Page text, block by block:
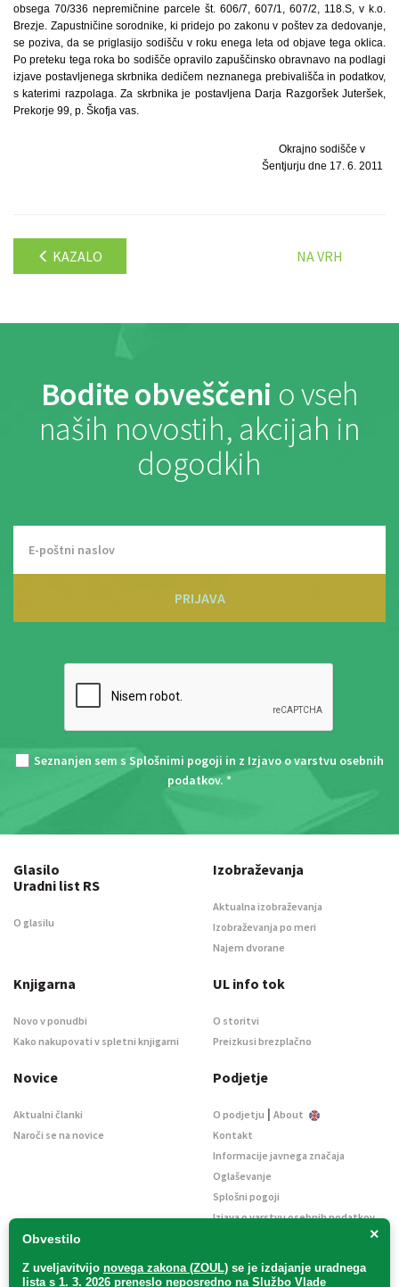
obsega 70/336 nepremičnine parcele št. 606/7, 607/1, 607/2, 118.S, v k.o.
Brezje. Zapustničine sorodnike, ki pridejo po zakonu v poštev za dedovanje,
se poziva, da se priglasijo sodišču v roku enega leta od objave tega oklica.
Po preteku tega roka bo sodišče opravilo zapuščinsko obravnavo na podlagi
izjave postavljenega skrbnika dedičem neznanega prebivališča in podatkov,
s katerimi razpolaga. Za skrbnika je postavljena Darja Razgoršek Juteršek,
Prekorje 99, p. Škofja vas.
Okrajno sodišče v
Šentjurju dne 17. 6. 2011
KAZALO NA VRH
Bodite obveščeni o vseh
naših novostih, akcijah in
dogodkih
PRIJAVA
Seznanjen sem s Splošnimi pogoji in z Izjavo o varstvu osebnih
podatkov. *
×
Obvestilo
Z uveljavitvijo novega zakona (ZOUL) se je izdajanje uradnega
lista s 1. 3. 2026 preneslo neposredno na Službo Vlade
Glasilo
Uradni list RS
O glasilu
Izobraževanja
Aktualna izobraževanja
Izobraževanja po meri
Najem dvorane
Knjigarna
Novo v ponudbi
Kako nakupovati v spletni knjigarni
UL info tok
O storitvi
Preizkusi brezplačno
Novice
Aktualni članki
Naroči se na novice
Podjetje
O podjetju | About
Kontakt
Informacije javnega značaja
Oglaševanje
Splošni pogoji
Izjava o varstvu osebnih podatkov